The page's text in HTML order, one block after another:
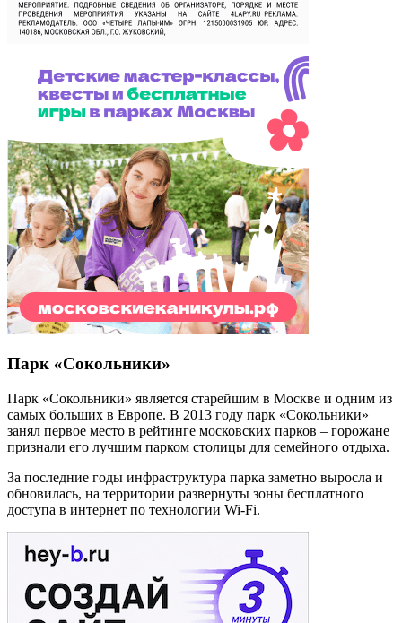
Парк «Сокольники»
Парк «Сокольники» является старейшим в Москве и одним из
самых больших в Европе. В 2013 году парк «Сокольники»
занял первое место в рейтинге московских парков – горожане
признали его лучшим парком столицы для семейного отдыха.
За последние годы инфраструктура парка заметно выросла и
обновилась, на территории развернуты зоны бесплатного
доступа в интернет по технологии Wi-Fi.